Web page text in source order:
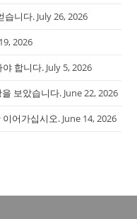
습니다. July 26, 2026
2026
합니다. July 5, 2026
보았습니다. June 22, 2026
어가십시오. June 14, 2026